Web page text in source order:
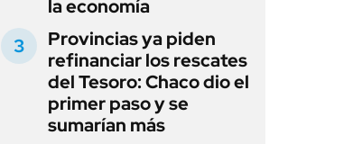
la economía
Provincias ya piden
refinanciar los rescates
del Tesoro: Chaco dio el
primer paso y se
sumarían más